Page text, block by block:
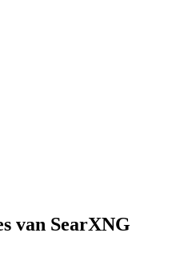
van SearXNG